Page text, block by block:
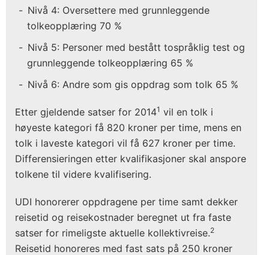
Nivå 4: Oversettere med grunnleggende
tolkeopplæring 70 %
Nivå 5: Personer med bestått tospråklig test og
grunnleggende tolkeopplæring 65 %
Nivå 6: Andre som gis oppdrag som tolk 65 %
Etter gjeldende satser for 20141 vil en tolk i
høyeste kategori få 820 kroner per time, mens en
tolk i laveste kategori vil få 627 kroner per time.
Differensieringen etter kvalifikasjoner skal anspore
tolkene til videre kvalifisering.
UDI honorerer oppdragene per time samt dekker
reisetid og reisekostnader beregnet ut fra faste
satser for rimeligste aktuelle kollektivreise.2
Reisetid honoreres med fast sats på 250 kroner